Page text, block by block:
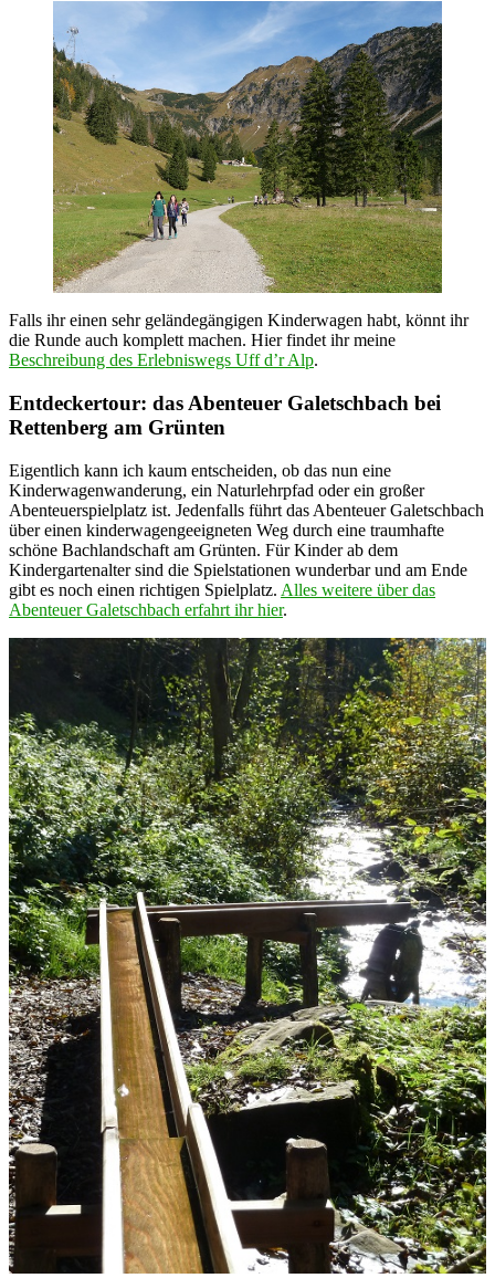
Falls ihr einen sehr geländegängigen Kinderwagen habt, könnt ihr
die Runde auch komplett machen. Hier findet ihr meine
Beschreibung des Erlebniswegs Uff d’r Alp.
Entdeckertour: das Abenteuer Galetschbach bei
Rettenberg am Grünten
Eigentlich kann ich kaum entscheiden, ob das nun eine
Kinderwagenwanderung, ein Naturlehrpfad oder ein großer
Abenteuerspielplatz ist. Jedenfalls führt das Abenteuer Galetschbach
über einen kinderwagengeeigneten Weg durch eine traumhafte
schöne Bachlandschaft am Grünten. Für Kinder ab dem
Kindergartenalter sind die Spielstationen wunderbar und am Ende
gibt es noch einen richtigen Spielplatz. Alles weitere über das
Abenteuer Galetschbach erfahrt ihr hier.